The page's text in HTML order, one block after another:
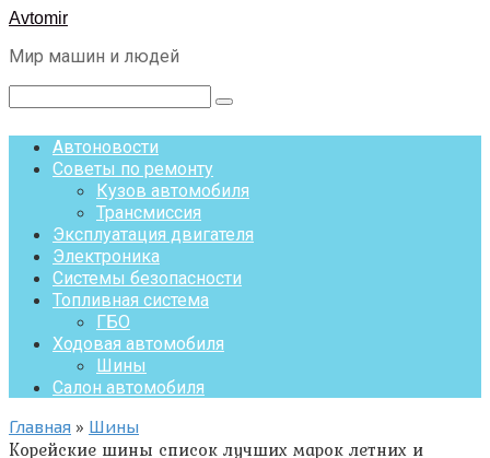
Перейти
контенту
Avtomir
Мир машин и людей
Поиск:
Автоновости
Советы по ремонту
Кузов автомобиля
Трансмиссия
Эксплуатация двигателя
Электроника
Системы безопасности
Топливная система
ГБО
Ходовая автомобиля
Шины
Салон автомобиля
Главная » Шины
Корейские шины список лучших марок летних и